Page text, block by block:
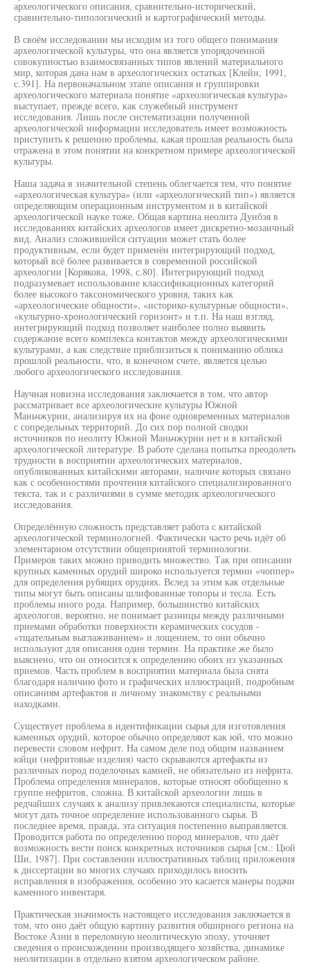
археологического описания, сравнительно-исторический,
сравнительно-типологический и картографический методы.
В своём исследовании мы исходим из того общего понимания
археологической культуры, что она является упорядоченной
совокупностью взаимосвязанных типов явлений материального
мир, которая дана нам в археологических остатках [Клейн, 1991,
с.391]. На первоначальном этапе описания и группировки
археологического материала понятие «археологическая культура»
выступает, прежде всего, как служебный инструмент
исследования. Лишь после систематизации полученной
археологической информации исследователь имеет возможность
приступить к решению проблемы, какая прошлая реальность была
отражена в этом понятии на конкретном примере археологической
культуры.
Наша задача в значительной степень облегчается тем, что понятие
«археологическая культура» (или «археологический тип») является
определяющим операционным инструментом и в китайской
археологической науке тоже. Общая картина неолита Дунбэя в
исследованиях китайских археологов имеет дискретно-мозаичный
вид. Анализ сложившейся ситуации может стать более
продуктивным, если будет применён интегрирующий подход,
который всё более развивается в современной российской
археологии [Корякова, 1998, с.80]. Интегрирующий подход
подразумевает использование классификационных категорий
более высокого таксономического уровня, таких как
«археологические общности», «историко-культурные общности»,
«культурно-хронологический горизонт» и т.п. На наш взгляд,
интегрирующий подход позволяет наиболее полно выявить
содержание всего комплекса контактов между археологическими
культурами, а как следствие приблизиться к пониманию облика
прошлой реальности, что, в конечном счете, является целью
любого археологического исследования.
Научная новизна исследования заключается в том, что автор
рассматривает все археологические культуры Южной
Маньчжурии, анализируя их на фоне одновременных материалов
с сопредельных территорий. До сих пор полной сводки
источников по неолиту Южной Маньчжурии нет и в китайской
археологической литературе. В работе сделана попытка преодолеть
трудности в восприятии археологических материалов,
опубликованных китайскими авторами, наличие которых связано
как с особенностями прочтения китайского специализированного
текста, так и с различиями в сумме методик археологического
исследования.
Определённую сложность представляет работа с китайской
археологической терминологией. Фактически часто речь идёт об
элементарном отсутствии общепринятой терминологии.
Примеров таких можно приводить множество. Так при описании
крупных каменных орудий широко используется термин «чоппер»
для определения рубящих орудиях. Вслед за этим как отдельные
типы могут быть описаны шлифованные топоры и тесла. Есть
проблемы иного рода. Например, большинство китайских
археологов, вероятно, не понимает разницы между различными
приемами обработки поверхности керамических сосудов -
«тщательным выглаживанием» и лощением, то они обычно
используют для описания один термин. На практике же было
выяснено, что он относится к определению обоих из указанных
приемов. Часть проблем в восприятии материала была снята
благодаря наличию фото и графических иллюстраций, подробным
описаниям артефактов и личному знакомству с реальными
находками.
Существует проблема в идентификации сырья для изготовления
каменных орудий, которое обычно определяют как юй, что можно
перевести словом нефрит. На самом деле под общим названием
юйци (нефритовые изделия) часто скрываются артефакты из
различных пород поделочных камней, не обязательно из нефрита.
Проблема определения минералов, которые относят обобщенно к
группе нефритов, сложна. В китайской археологии лишь в
редчайших случаях к анализу привлекаются специалисты, которые
могут дать точное определение использованного сырья. В
последнее время, правда, эта ситуация постепенно выправляется.
Проводится работа по определению пород минералов, что даёт
возможность вести поиск конкретных источников сырья [см.: Цюй
Ши, 1987]. При составлении иллюстративных таблиц приложения
к диссертации во многих случаях приходилось вносить
исправления в изображения, особенно это касается манеры подачи
каменного инвентаря.
Практическая значимость настоящего исследования заключается в
том, что оно даёт общую картину развития обширного региона на
Востоке Азии в переломную неолитическую эпоху, уточняет
сведения о происхождении производящего хозяйства, динамике
неолитизации в отдельно взятом археологическом районе.